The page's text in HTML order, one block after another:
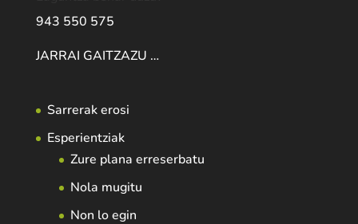
943 550 575
JARRAI GAITZAZU …
Sarrerak erosi
Esperientziak
Zure plana erreserbatu
Nola mugitu
Non lo egin